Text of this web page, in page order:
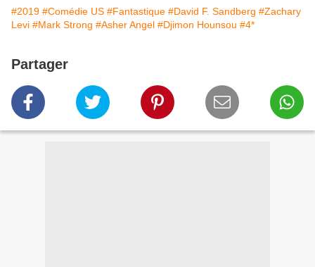
#2019 #Comédie US #Fantastique #David F. Sandberg #Zachary
Levi #Mark Strong #Asher Angel #Djimon Hounsou #4*
Partager